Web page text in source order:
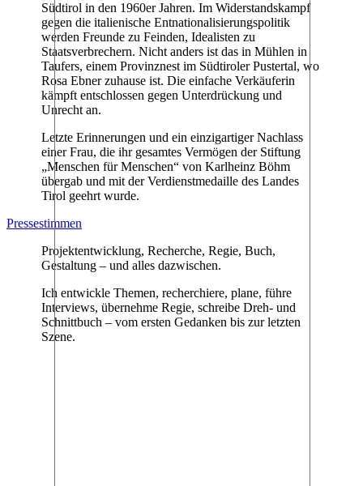
Südtirol in den 1960er Jahren. Im Widerstandskampf
gegen die italienische Entnationalisierungspolitik
werden Freunde zu Feinden, Idealisten zu
Staatsverbrechern. Nicht anders ist das in Mühlen in
Taufers, einem Provinznest im Südtiroler Pustertal, wo
Rosa Ebner zuhause ist. Die einfache Verkäuferin
kämpft entschlossen gegen Unterdrückung und
Unrecht an.
Letzte Erinnerungen und ein einzigartiger Nachlass
einer Frau, die ihr gesamtes Vermögen der Stiftung
„Menschen für Menschen“ von Karlheinz Böhm
übergab und mit der Verdienstmedaille des Landes
Tirol geehrt wurde.
Pressestimmen
Projektentwicklung, Recherche, Regie, Buch,
Gestaltung – und alles dazwischen.
Ich entwickle Themen, recherchiere, plane, führe
Interviews, übernehme Regie, schreibe Dreh- und
Schnittbuch – vom ersten Gedanken bis zur letzten
Szene.